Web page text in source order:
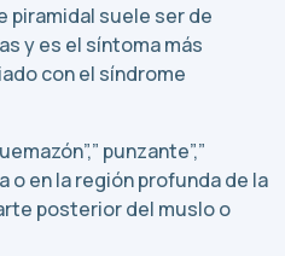
piramidal suele ser de
y es el síntoma más
con el síndrome
punzante”,”
o en la región profunda de la
posterior del muslo o